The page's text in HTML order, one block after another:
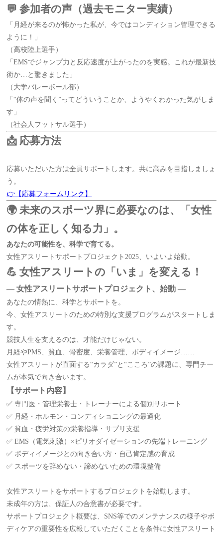
💬 参加者の声（過去モニター実績）
「月経が来るのが怖かった私が、今ではコンディション管理できる
ように！」
（高校陸上選手）
「EMSでジャンプ力と反応速度が上がったのを実感。これが最新技
術か…と驚きました」
（大学バレーボール部）
「“体の声を聞く”ってどういうことか、ようやくわかった気がしま
す」
（社会人フットサル選手）
📩 応募方法
応募いただいた方は全員サポートします。共に高みを目指しましょ
う。
👉【応募フォームリンク】
🌍 未来のスポーツ界に必要なのは、「女性
の体を正しく知る力」。
あなたの可能性を、科学で育てる。
女性アスリートサポートプロジェクト2025、いよいよ始動。
💪 女性アスリートの「いま」を変える！
― 女性アスリートサポートプロジェクト、始動 ―
あなたの情熱に、科学とサポートを。
今、女性アスリートのための特別な支援プログラムがスタートしま
す。
競技人生を支えるのは、才能だけじゃない。
月経やPMS、貧血、骨密度、栄養管理、ボディイメージ……
女性アスリートが直面する“カラダ”と“こころ”の課題に、専門チー
ムが本気で向き合います。
【サポート内容】
✅ 専門医・管理栄養士・トレーナーによる個別サポート
✅ 月経・ホルモン・コンディショニングの最適化
✅ 貧血・疲労対策の栄養指導・サプリ支援
✅ EMS（電気刺激）×ピリオダイゼーションの先端トレーニング
✅ ボディイメージとの向き合い方・自己肯定感の育成
✅ スポーツを辞めない・諦めないための環境整備
女性アスリートをサポートするプロジェクトを始動します。
未成年の方は、保証人の合意書が必要です。
サポートプロジェクト概要は、SNS等でのメンテナンスの様子やボ
ディケアの重要性を広報していただくことを条件に女性アスリート